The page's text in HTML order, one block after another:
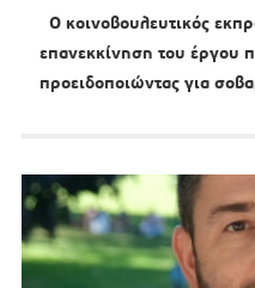
Ο κοινοβουλευτικός
επανεκκίνηση του έργου
προειδοποιώντας για